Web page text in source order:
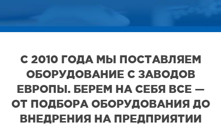
С 2010 ГОДА МЫ ПОСТАВЛЯЕМ
ОБОРУДОВАНИЕ С ЗАВОДОВ
ЕВРОПЫ. БЕРЕМ НА СЕБЯ ВСЕ —
ОТ ПОДБОРА ОБОРУДОВАНИЯ ДО
ВНЕДРЕНИЯ НА ПРЕДПРИЯТИИ